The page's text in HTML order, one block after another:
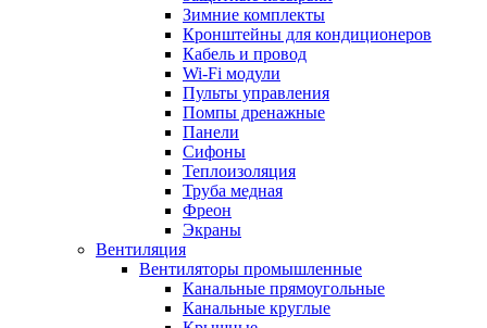
Зимние комплекты
Кронштейны для кондиционеров
Кабель и провод
Wi-Fi модули
Пульты управления
Помпы дренажные
Панели
Сифоны
Теплоизоляция
Труба медная
Фреон
Экраны
Вентиляция
Вентиляторы промышленные
Канальные прямоугольные
Канальные круглые